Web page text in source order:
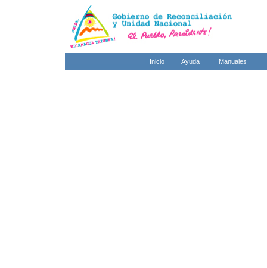
Inicio Ayuda Manuales